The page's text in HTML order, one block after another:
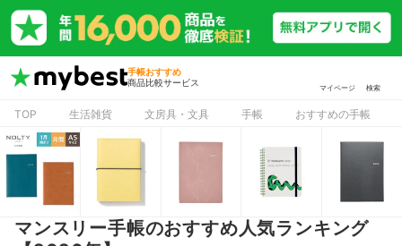
手帳おすすめ
商品比較サービス
マイページ 検索
TOP 生活雑貨 文房具・文具 手帳 おすすめの手帳
マンスリー手帳のおすすめ人気ランキング